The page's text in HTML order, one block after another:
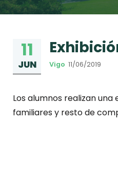
11
JUN Vigo 11/06/2019
Los alumnos realizan una
familiares y resto de